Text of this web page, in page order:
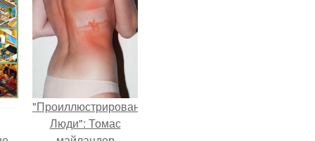
"Проиллюстрированные
Люди": Томас